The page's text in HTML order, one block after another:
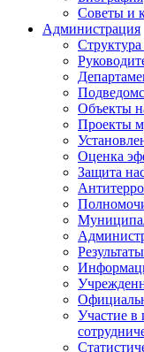
Советы и
Администрация
Объекты
Проекты
Оценка
Защита
Участие в